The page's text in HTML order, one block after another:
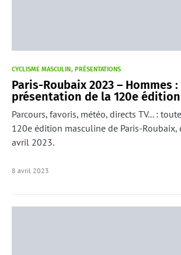
CYCLISME MASCULIN PRÉSENTATIONS
Paris-Roubaix 2023 – Hommes
présentation de la 120e édition
Parcours, favoris, météo, directs TV... :
120e édition masculine de Paris-Roubaix,
avril 2023.
8 avril 2023